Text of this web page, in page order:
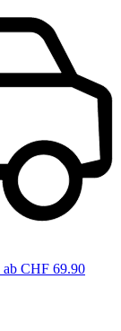
ab CHF 69.90